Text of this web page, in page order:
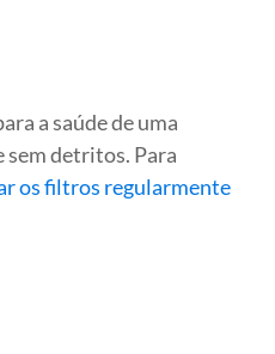
a saúde de uma
sem detritos. Para
os filtros regularmente